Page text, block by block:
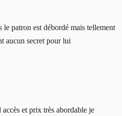
patron est débordé mais tellement
aucun secret pour lui
et prix très abordable je